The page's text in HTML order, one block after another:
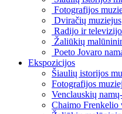
Fotografijos
Dviračių muziejus
Radijo ir
Žaliūkių
Poeto Jovaro
Ekspozicijos
Šiaulių istorijos
Fotografijos
Venclauskių
Chaimo Frenkelio